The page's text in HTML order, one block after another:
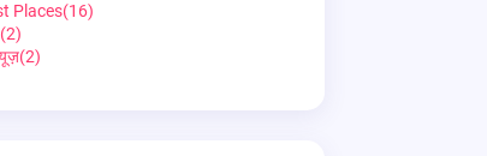
Places(16)
(2)
(2)